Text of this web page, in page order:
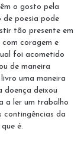
o gosto pela
de poesia pode
tão presente em
coragem e
foi acometido
de maneira
uma maneira
doença deixou
a ler um trabalho
contingências da
é.